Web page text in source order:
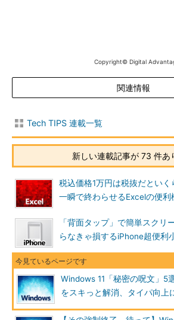
Copyright© Digital
関連情報
Tech TIPS 連載一覧
新しい連載記事が 73 件あ
税込価格1万円は税抜だとい
一瞬で終わらせるExcelの便利
「背面タップ」で簡単スクリ
らなきゃ損するiPhone超便利
Windows 11「秘密の呪文」5
をスキっと解消、タイパ向上